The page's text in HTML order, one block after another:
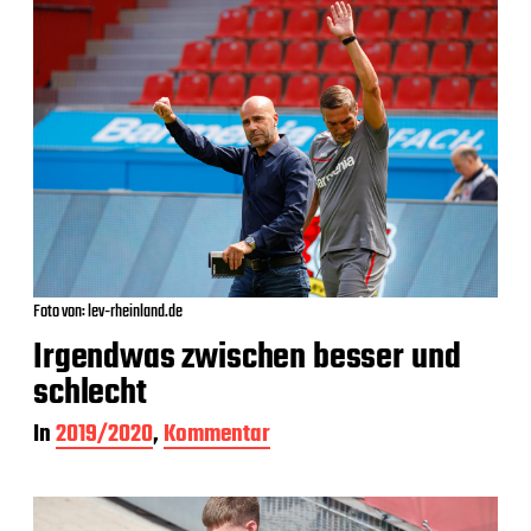
Foto von: lev-rheinland.de
Irgendwas zwischen besser und
schlecht
In2019/2020,Kommentar